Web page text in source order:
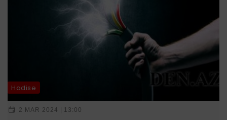
Hadisə
2 MAR 2024 | 13:00